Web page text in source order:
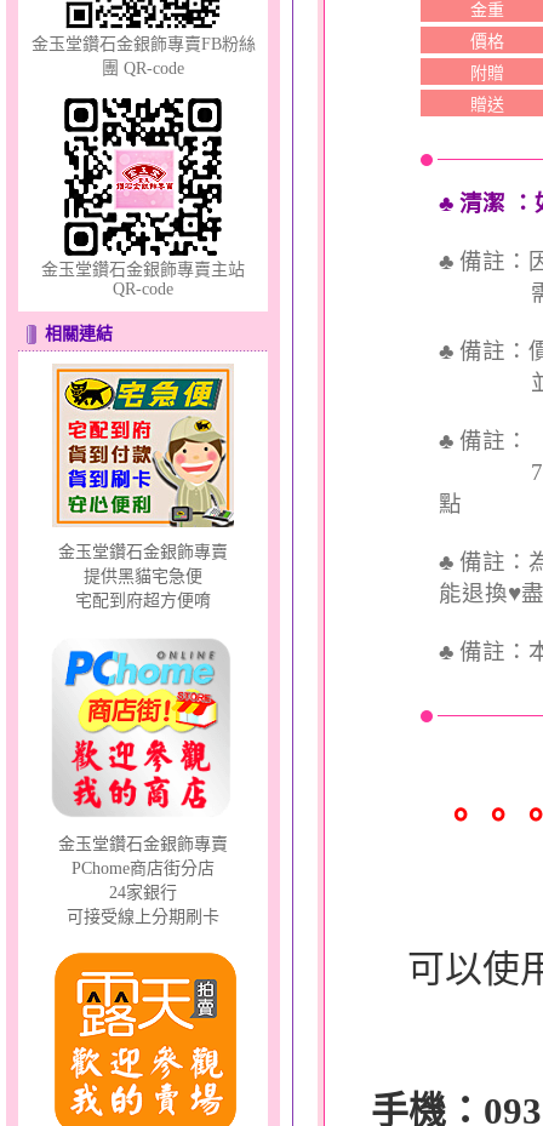
夢想幸福～男黃金戒指
幸福洋溢～金銀鋼套鍊
金玉堂鑽石金銀飾專賣FB粉絲
團 QR-code
金玉堂鑽石金銀飾專賣主站
QR-code
相關連結
金玉堂鑽石金銀飾專賣
提供黑貓宅急便
宅配到府超方便唷
金玉堂鑽石金銀飾專賣
PChome商店街分店
24家銀行
可接受線上分期刷卡
金重
價格
附贈
贈送
♣ 清潔 ：
♣ 備註：
需依實
♣ 備註：
並交付
♣ 備註：
7個工
點
♣ 備註：
能退換♥
♣ 備註：
。。
可以使
手機：